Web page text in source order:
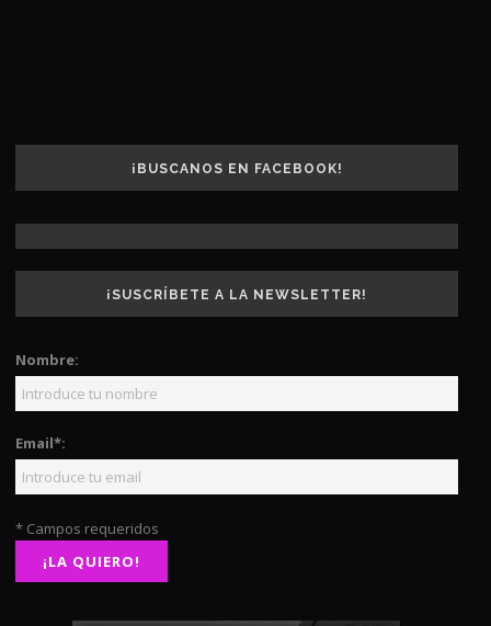
¡BUSCANOS EN FACEBOOK!
¡SUSCRÍBETE A LA NEWSLETTER!
Nombre:
Email*:
* Campos requeridos